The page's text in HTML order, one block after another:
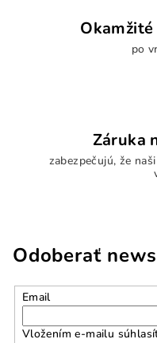
po
Záruka
zabezpečujú, že
Odoberať
Email
Vložením e-mailu